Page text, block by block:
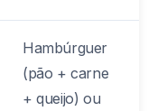
Hambúrguer
(pão + carne
+ queijo) ou